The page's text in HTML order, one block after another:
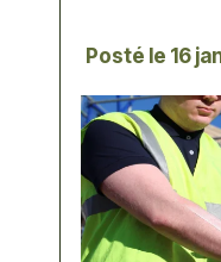
Posté le 16